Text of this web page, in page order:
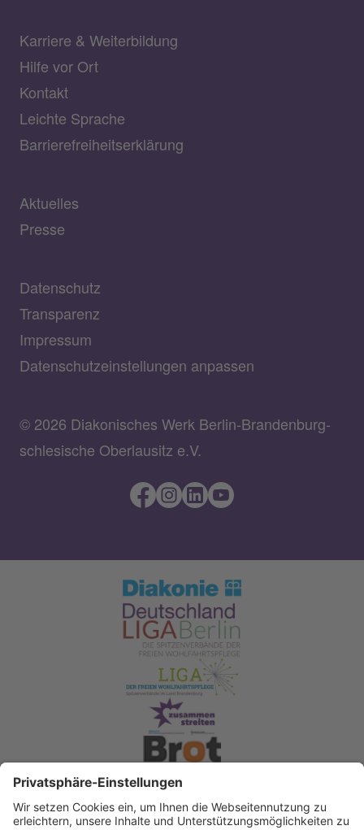
Karriere & Weiterbildung
Hilfe vor Ort
Kontakt
Leichte Sprache
Barrierefreiheitserklärung
Aktuelles
Presse
Datenschutz
Transparenz
Impressum
Datenschutzeinstellungen anpassen
© 2026 Diakonisches Werk Berlin-Brandenburg-
schlesische Oberlausitz e.V.